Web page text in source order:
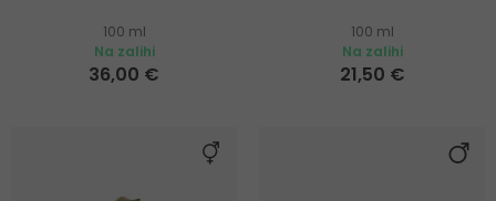
100 ml
Na zalihi
36,00 €
100 ml
Na zalihi
21,50 €